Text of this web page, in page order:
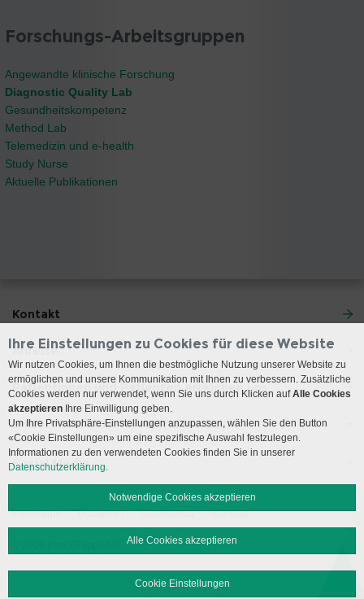
Forschungs-Arbeitsgruppen
Angewandte klinische Forschung
Diagnostic Quality Lab
Gesundheitskompetenz
Method Lab
Telemedizin und e-health
Study Nurse
Aktuelle Publikationen
Kontakt
Anreise
Patientinnen und Patienten erreichen uns
Universitätsklinik für Notfallmedizin
Social Media
Impressum Disclaimer Datenschutz Sitemap
Ihre Einstellungen zu Cookies für diese Website
Wir nutzen Cookies, um Ihnen die bestmögliche Nutzung unserer Website zu
ermöglichen und unsere Kommunikation mit Ihnen zu verbessern. Zusätzliche
Cookies werden nur verwendet, wenn Sie uns durch Klicken aufAlle Cookies
akzeptieren Ihre Einwilligung geben.
Um Ihre Privatsphäre-Einstellungen anzupassen, wählen Sie den Button
«Cookie Einstellungen» um eine spezifische Auswahl festzulegen.
Informationen zu den verwendeten Cookies finden Sie in unserer
Datenschutzerklärung.
Notwendige Cookies akzeptieren
Alle Cookies akzeptieren
Cookie Einstellungen